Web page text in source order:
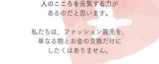
人のこころを元気する力が
あるのだと思います。
私たちは、ファッション販売を、
単なる物とお金の交換だけに
したくはありません。